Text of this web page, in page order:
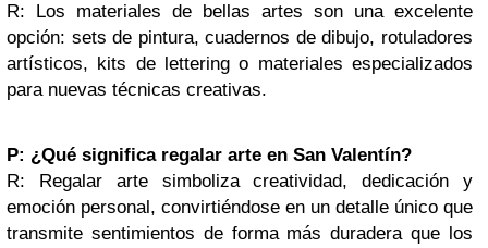
R: Los materiales de bellas artes son una excelente
opción: sets de pintura, cuadernos de dibujo, rotuladores
artísticos, kits de lettering o materiales especializados
para nuevas técnicas creativas.
P: ¿Qué significa regalar arte en San Valentín?
R: Regalar arte simboliza creatividad, dedicación y
emoción personal, convirtiéndose en un detalle único que
transmite sentimientos de forma más duradera que los